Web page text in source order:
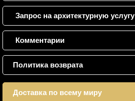
Запрос на архитектурную услугу
Комментарии
Политика возврата
Доставка по всему миру